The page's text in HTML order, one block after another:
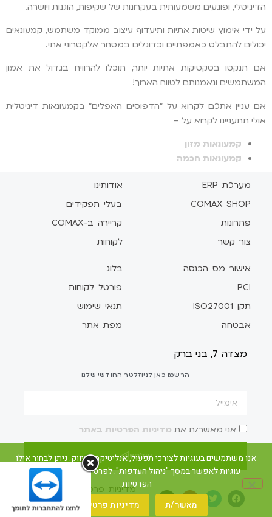
הדיגיטלי, ופוגעים משמעותית בעקרונות של שקיפות, הוגנות ויושרה.
על ידי אימוץ שיטות אתיות ותיעדוף עיצוב ממוקד משתמש, קמעונאים
יכולים להתבלט כאמפתיים וכדוגלים במסחר אלקטרוני אתי.
אם תנקטו בטקטיקות אתיות יותר, תוכלו להרוויח בגדול את אמון
המשתמשים ונאמנותם לטווח הארוך!
אם עניין אתכם לקרוא על "הדפוסים האפלים" בקמעונאות דיגיטלית
אולי תתעניינו לקרוא על –
קמעונאות מזון
קמעונאות חכמה
מערכת ERP
COMAX SHOP
פתרונות
צור קשר
אודותינו
בעלי תפקידים
קריירה ב-COMAX
לקוחות
אישור מס הכנסה
PCI
תקן ISO27001
אבטחה
בלוג
פורטל לקוחות
תנאי שימוש
מפת אתר
מצדה 7, בני ברק
הרשמו כאן לניוזלטר החודשי שלנו
אני מאשר/ת את מדיניות הפרטיות באתר
שלח/י
מדיניות פרטיות
הצהרת נגישות
לאתר קומקס ברומנית
אנו משתמשים בעוגיות לצורכי תפעול, אנליטיקה ושיווק. ניתן לבחור אילו
עוגיות לאפשר במסך "ניהול העדפות". לפרטים ראו את מדיניות
הפרטיות.
מאשר/ת
מדיניות פרטיות